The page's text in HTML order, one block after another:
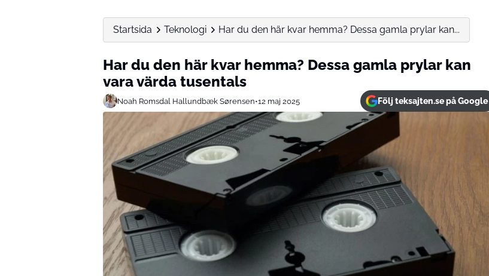
Startsida Teknologi Har du den här kvar hemma? Dessa gamla prylar kan...
Har du den här kvar hemma? Dessa gamla prylar kan
vara värda tusentals
Noah Romsdal Hallundbæk Sørensen•12 maj 2025 Följ teksajten.se på Google